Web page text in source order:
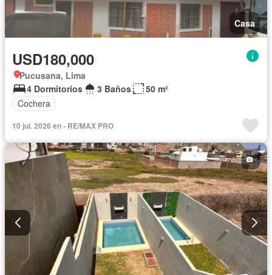
Casa
USD180,000
Pucusana, Lima
4 Dormitorios
3 Baños
50 m²
Cochera
10 jul. 2026 en - RE/MAX PRO